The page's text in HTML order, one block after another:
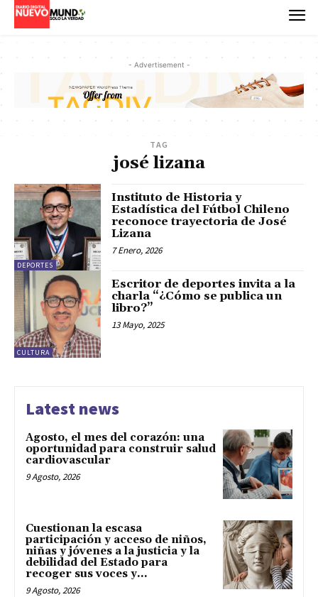
- Advertisement -
TAG
josé lizana
DEPORTES
Instituto de Historia y
Estadística del Fútbol Chileno
reconoce trayectoria de José
Lizana
7 Enero, 2026
CULTURA
Escritor de deportes invita a la
charla “¿Cómo se publica un
libro?”
13 Mayo, 2025
Latest news
Agosto, el mes del corazón: una
oportunidad para construir salud
cardiovascular
9 Agosto, 2026
Cuestionan la escasa
participación y acceso de niños,
niñas y jóvenes a la justicia y la
debilidad del Estado para
recoger sus voces y...
9 Agosto, 2026